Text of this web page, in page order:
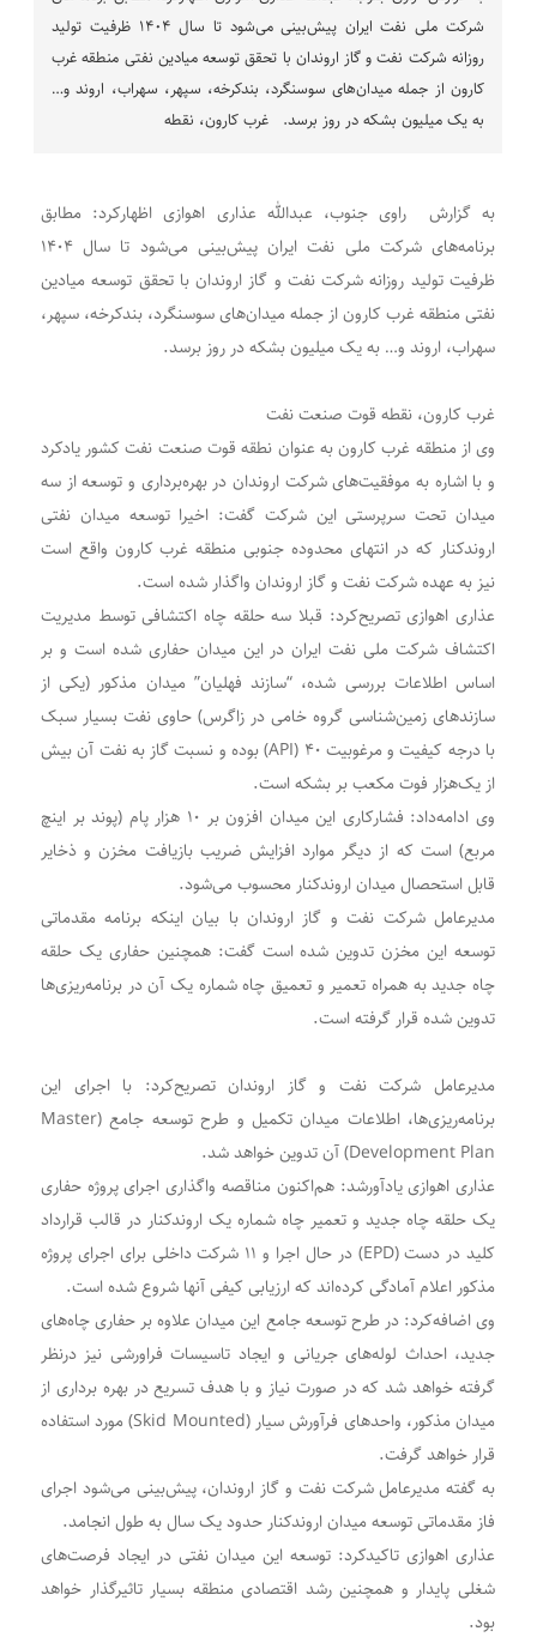
شرکت ملی نفت ایران پیش‌بینی می‌شود تا سال ۱۴۰۴ ظرفیت تولید
روزانه شرکت نفت و گاز اروندان با تحقق توسعه میادین نفتی منطقه غرب
کارون از جمله میدان‌های سوسنگرد، بندکرخه، سپهر، سهراب، اروند و…
به یک میلیون بشکه در روز برسد. غرب کارون، نقطه
به گزارش راوی جنوب، عبدالله عذاری اهوازی اظهارکرد: مطابق
برنامه‌های شرکت ملی نفت ایران پیش‌بینی می‌شود تا سال ۱۴۰۴
ظرفیت تولید روزانه شرکت نفت و گاز اروندان با تحقق توسعه میادین
نفتی منطقه غرب کارون از جمله میدان‌های سوسنگرد، بندکرخه، سپهر،
سهراب، اروند و… به یک میلیون بشکه در روز برسد.
غرب کارون، نقطه قوت صنعت نفت
وی از منطقه غرب کارون به عنوان نطقه قوت صنعت نفت کشور یادکرد
و با اشاره به موفقیت‌های شرکت اروندان در بهره‌برداری و توسعه از سه
میدان تحت سرپرستی این شرکت گفت: اخیرا توسعه میدان نفتی
اروندکنار که در انتهای محدوده جنوبی منطقه غرب کارون واقع است
نیز به عهده شرکت نفت و گاز اروندان واگذار شده است.
عذاری اهوازی تصریح‌کرد: قبلا سه حلقه چاه اکتشافی توسط مدیریت
اکتشاف شرکت ملی نفت ایران در این میدان حفاری شده است و بر
اساس اطلاعات بررسی شده، “سازند فهلیان” میدان مذکور (یکی از
سازندهای زمین‌شناسی گروه خامی در زاگرس) حاوی نفت بسیار سبک
با درجه کیفیت و مرغوبیت ۴۰ (API) بوده و نسبت گاز به نفت آن بیش
از یک‌هزار فوت مکعب بر بشکه است.
وی ادامه‌داد: فشارکاری این میدان افزون بر ۱۰ هزار پام (پوند بر اینچ
مربع) است که از دیگر موارد افزایش ضریب بازیافت مخزن و ذخایر
قابل استحصال میدان اروندکنار محسوب می‌شود.
مدیرعامل شرکت نفت و گاز اروندان با بیان اینکه برنامه مقدماتی
توسعه این مخزن تدوین شده است گفت: همچنین حفاری یک حلقه
چاه جدید به همراه تعمیر و تعمیق چاه شماره یک آن در برنامه‌ریزی‌ها
تدوین شده قرار گرفته است.
مدیرعامل شرکت نفت و گاز اروندان تصریح‌کرد: با اجرای این
برنامه‌ریزی‌ها، اطلاعات میدان تکمیل و طرح توسعه جامع (Master
Development Plan) آن تدوین خواهد شد.
عذاری اهوازی یادآورشد: هم‌اکنون مناقصه واگذاری اجرای پروژه حفاری
یک حلقه چاه جدید و تعمیر چاه شماره یک اروندکنار در قالب قرارداد
کلید در دست (EPD) در حال اجرا و ۱۱ شرکت داخلی برای اجرای پروژه
مذکور اعلام آمادگی کرده‌اند که ارزیابی کیفی آنها شروع شده است.
وی اضافه‌کرد: در طرح توسعه جامع این میدان علاوه بر حفاری چاه‌های
جدید، احداث لوله‌های جریانی و ایجاد تاسیسات فراورشی نیز درنظر
گرفته خواهد شد که در صورت نیاز و با هدف تسریع در بهره برداری از
میدان مذکور، واحدهای فرآورش سیار (Skid Mounted) مورد استفاده
قرار خواهد گرفت.
به گفته مدیرعامل شرکت نفت و گاز اروندان، پیش‌بینی می‌شود اجرای
فاز مقدماتی توسعه میدان اروندکنار حدود یک سال به طول انجامد.
عذاری اهوازی تاکیدکرد: توسعه این میدان نفتی در ایجاد فرصت‌های
شغلی پایدار و همچنین رشد اقتصادی منطقه بسیار تاثیرگذار خواهد
بود.